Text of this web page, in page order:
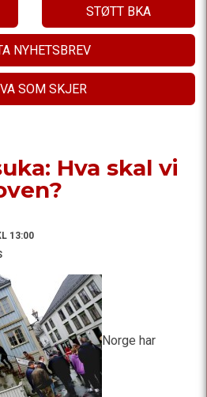
STØTT BKA
NYHETSBREV
SOM SKJER
Hva skal vi
13:00
Norge har